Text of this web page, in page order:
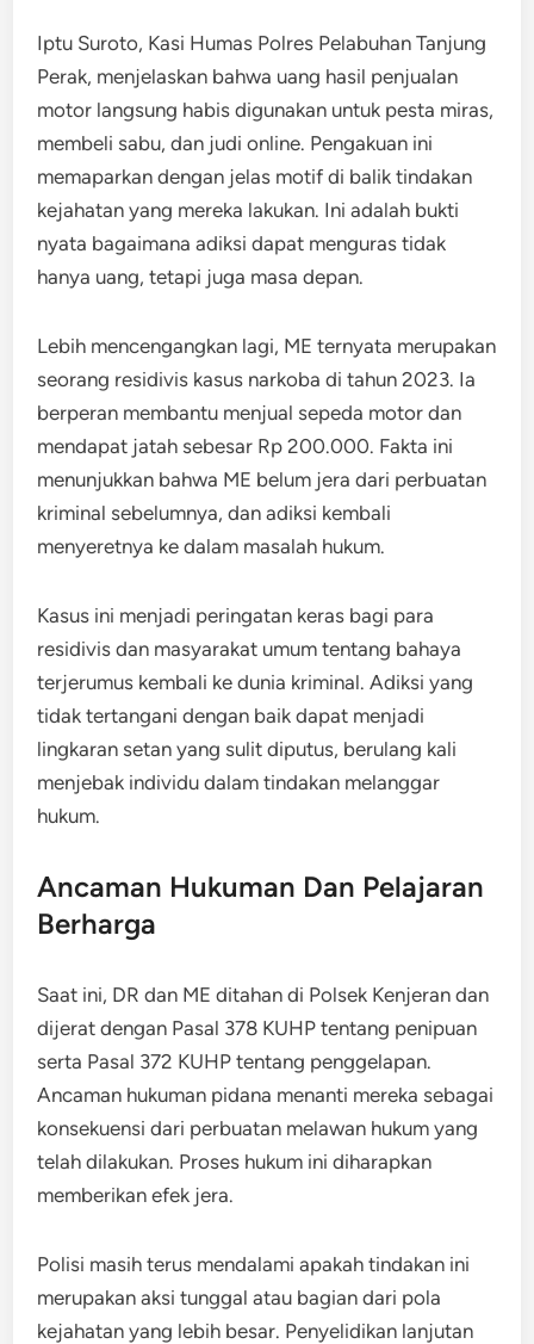
Iptu Suroto, Kasi Humas Polres Pelabuhan Tanjung
Perak, menjelaskan bahwa uang hasil penjualan
motor langsung habis digunakan untuk pesta miras,
membeli sabu, dan judi online. Pengakuan ini
memaparkan dengan jelas motif di balik tindakan
kejahatan yang mereka lakukan. Ini adalah bukti
nyata bagaimana adiksi dapat menguras tidak
hanya uang, tetapi juga masa depan.
Lebih mencengangkan lagi, ME ternyata merupakan
seorang residivis kasus narkoba di tahun 2023. Ia
berperan membantu menjual sepeda motor dan
mendapat jatah sebesar Rp 200.000. Fakta ini
menunjukkan bahwa ME belum jera dari perbuatan
kriminal sebelumnya, dan adiksi kembali
menyeretnya ke dalam masalah hukum.
Kasus ini menjadi peringatan keras bagi para
residivis dan masyarakat umum tentang bahaya
terjerumus kembali ke dunia kriminal. Adiksi yang
tidak tertangani dengan baik dapat menjadi
lingkaran setan yang sulit diputus, berulang kali
menjebak individu dalam tindakan melanggar
hukum.
Ancaman Hukuman Dan Pelajaran
Berharga
Saat ini, DR dan ME ditahan di Polsek Kenjeran dan
dijerat dengan Pasal 378 KUHP tentang penipuan
serta Pasal 372 KUHP tentang penggelapan.
Ancaman hukuman pidana menanti mereka sebagai
konsekuensi dari perbuatan melawan hukum yang
telah dilakukan. Proses hukum ini diharapkan
memberikan efek jera.
Polisi masih terus mendalami apakah tindakan ini
merupakan aksi tunggal atau bagian dari pola
kejahatan yang lebih besar. Penyelidikan lanjutan